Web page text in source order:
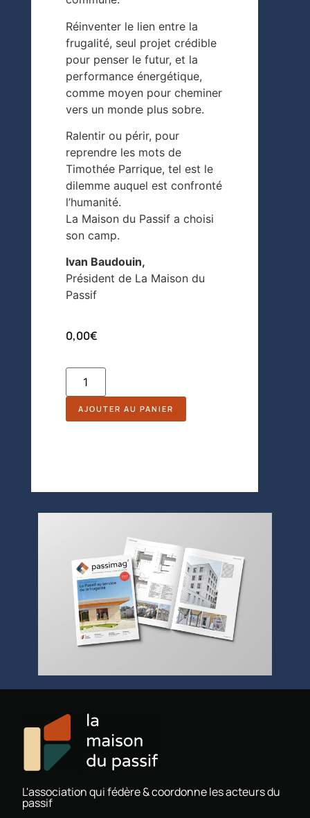
Réinventer le lien entre la
frugalité, seul projet crédible
pour penser le futur, et la
performance énergétique,
comme moyen pour cheminer
vers un monde plus sobre.
Ralentir ou périr, pour
reprendre les mots de
Timothée Parrique, tel est le
dilemme auquel est confronté
l’humanité.
La Maison du Passif a choisi
son camp.
Ivan Baudouin,
Président de La Maison du
Passif
0,00€
AJOUTER AU PANIER
L'association qui fédère & coordonne les acteurs du
passif